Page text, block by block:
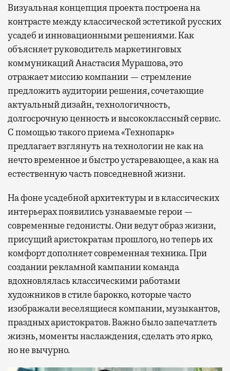
Визуальная концепция проекта построена на
контрасте между классической эстетикой русских
усадеб и инновационными решениями. Как
объясняет руководитель маркетинговых
коммуникаций Анастасия Мурашова, это
отражает миссию компании — стремление
предложить аудитории решения, сочетающие
актуальный дизайн, технологичность,
долгосрочную ценность и высококлассный сервис.
С помощью такого приема «Технопарк»
предлагает взглянуть на технологии не как на
нечто временное и быстро устаревающее, а как на
естественную часть повседневной жизни.
На фоне усадебной архитектуры и в классических
интерьерах появились узнаваемые герои —
современные гедонисты. Они ведут образ жизни,
присущий аристократам прошлого, но теперь их
комфорт дополняет современная техника. При
создании рекламной кампании команда
вдохновлялась классическими работами
художников в стиле барокко, которые часто
изображали веселящиеся компании, музыкантов,
праздных аристократов. Важно было запечатлеть
жизнь, моменты наслаждения, сделать это ярко,
но не вычурно.